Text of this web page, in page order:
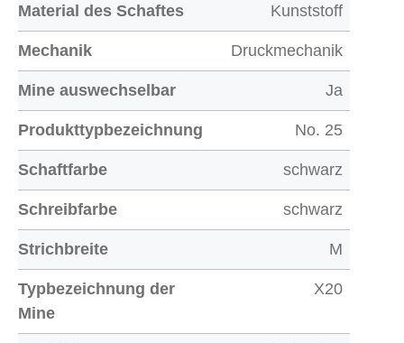
Material des Schaftes Kunststoff
Mechanik Druckmechanik
Mine auswechselbar Ja
Produkttypbezeichnung No. 25
Schaftfarbe schwarz
Schreibfarbe schwarz
Strichbreite M
Typbezeichnung der
Mine
X20